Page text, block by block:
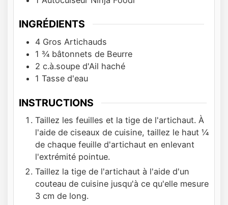
INGRÉDIENTS
4 Gros Artichauds
1 ¾ bâtonnets de Beurre
2 c.à.soupe d'Ail haché
1 Tasse d'eau
INSTRUCTIONS
Taillez les feuilles et la tige de l'artichaut. À
l'aide de ciseaux de cuisine, taillez le haut ¼
de chaque feuille d'artichaut en enlevant
l'extrémité pointue.
Taillez la tige de l'artichaut à l'aide d'un
couteau de cuisine jusqu'à ce qu'elle mesure
3 cm de long.